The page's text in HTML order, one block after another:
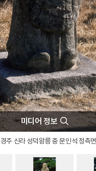
미디어 정보
경주 신라 성덕왕릉 중 문인석 정측면